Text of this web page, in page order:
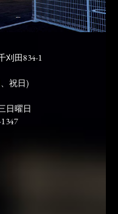
刈田834-1
祝日)
日曜日